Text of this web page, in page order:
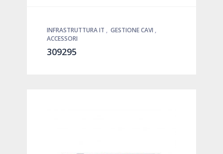
INFRASTRUTTURA IT , GESTIONE CAVI ,
ACCESSORI
309295